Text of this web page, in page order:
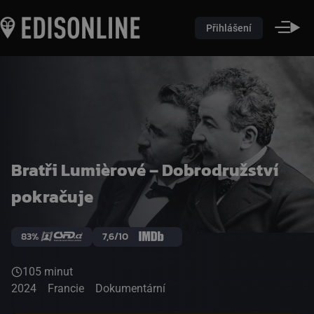
Přihlášení
Bratři Lumièrové – Dobrodružství
pokračuje
83% 7,6/10
105 minut
2024
Francie Dokumentární